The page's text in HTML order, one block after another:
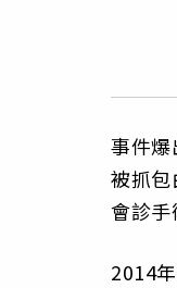
事件
被抓
會診手
2014